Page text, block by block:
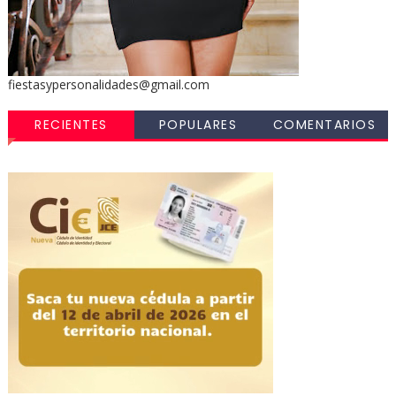
fiestasypersonalidades@gmail.com
RECIENTES POPULARES COMENTARIOS